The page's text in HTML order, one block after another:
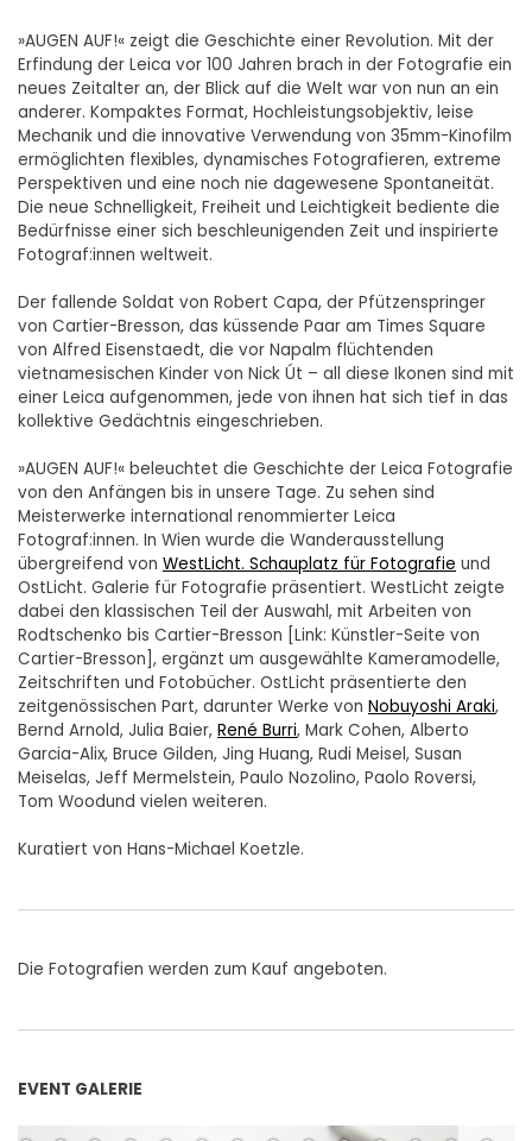
»AUGEN AUF!« zeigt die Geschichte einer Revolution. Mit der
Erfindung der Leica vor 100 Jahren brach in der Fotografie ein
neues Zeitalter an, der Blick auf die Welt war von nun an ein
anderer. Kompaktes Format, Hochleistungsobjektiv, leise
Mechanik und die innovative Verwendung von 35mm-Kinofilm
ermöglichten flexibles, dynamisches Fotografieren, extreme
Perspektiven und eine noch nie dagewesene Spontaneität.
Die neue Schnelligkeit, Freiheit und Leichtigkeit bediente die
Bedürfnisse einer sich beschleunigenden Zeit und inspirierte
Fotograf:innen weltweit.
Der fallende Soldat von Robert Capa, der Pfützenspringer
von Cartier-Bresson, das küssende Paar am Times Square
von Alfred Eisenstaedt, die vor Napalm flüchtenden
vietnamesischen Kinder von Nick Út – all diese Ikonen sind mit
einer Leica aufgenommen, jede von ihnen hat sich tief in das
kollektive Gedächtnis eingeschrieben.
»AUGEN AUF!« beleuchtet die Geschichte der Leica Fotografie
von den Anfängen bis in unsere Tage. Zu sehen sind
Meisterwerke international renommierter Leica
Fotograf:innen. In Wien wurde die Wanderausstellung
übergreifend von WestLicht. Schauplatz für Fotografie und
OstLicht. Galerie für Fotografie präsentiert. WestLicht zeigte
dabei den klassischen Teil der Auswahl, mit Arbeiten von
Rodtschenko bis Cartier-Bresson [Link: Künstler-Seite von
Cartier-Bresson], ergänzt um ausgewählte Kameramodelle,
Zeitschriften und Fotobücher. OstLicht präsentierte den
zeitgenössischen Part, darunter Werke von Nobuyoshi Araki,
Bernd Arnold, Julia Baier, René Burri, Mark Cohen, Alberto
Garcia-Alix, Bruce Gilden, Jing Huang, Rudi Meisel, Susan
Meiselas, Jeff Mermelstein, Paulo Nozolino, Paolo Roversi,
Tom Woodund vielen weiteren.
Kuratiert von Hans-Michael Koetzle.
Die Fotografien werden zum Kauf angeboten.
EVENT GALERIE